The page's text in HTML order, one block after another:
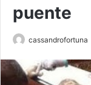
puente
cassandrofortuna